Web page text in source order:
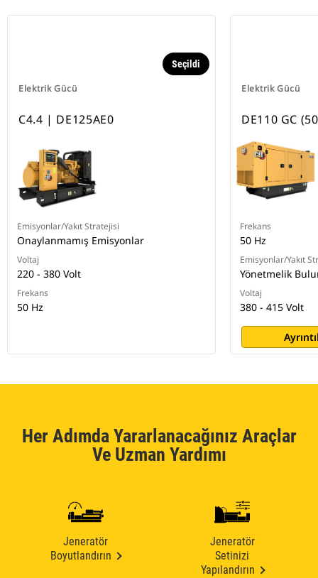
Elektrik Gücü
Seçildi
C4.4 | DE125AE0
Emisyonlar/Yakıt Stratejisi
Onaylanmamış Emisyonlar
Voltaj
220 - 380 Volt
Frekans
50 Hz
Elektrik Gücü
DE110 GC
Frekans
50 Hz
Emisyonlar/Yakıt
Yönetmelik
Voltaj
380 - 415 Volt
Her Adımda Yararlanacağınız Araçlar
Ve Uzman Yardımı
Jeneratör
Boyutlandırın
Jeneratör
Setinizi
Yapılandırın